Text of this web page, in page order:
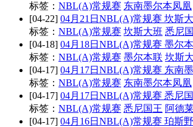
标签： NBL(A)常规赛 东南墨尔本凤凰
[04-22] 04月21日NBL(A)常规赛 坎斯
标签： NBL(A)常规赛 坎斯大班 悉尼
[04-18] 04月18日NBL(A)常规赛 墨尔
标签： NBL(A)常规赛 墨尔本联 坎斯
[04-17] 04月17日NBL(A)常规赛 东南
标签： NBL(A)常规赛 东南墨尔本凤凰
[04-17] 04月17日NBL(A)常规赛 悉尼
标签： NBL(A)常规赛 悉尼国王 阿德
[04-17] 04月16日NBL(A)常规赛 珀斯